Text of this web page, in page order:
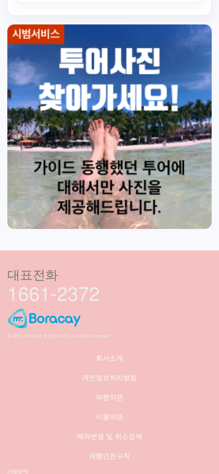
대표전화
1661-2372
2015 주식회사 투엔티파이브, All rights reserved
회사소개
개인정보처리방침
여행약관
이용약관
예약변경 및 취소정책
여행안전수칙
[대한민국]